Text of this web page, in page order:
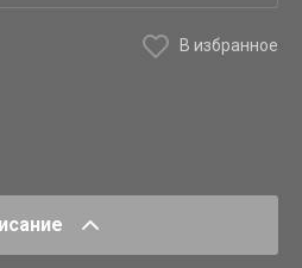
В избранное